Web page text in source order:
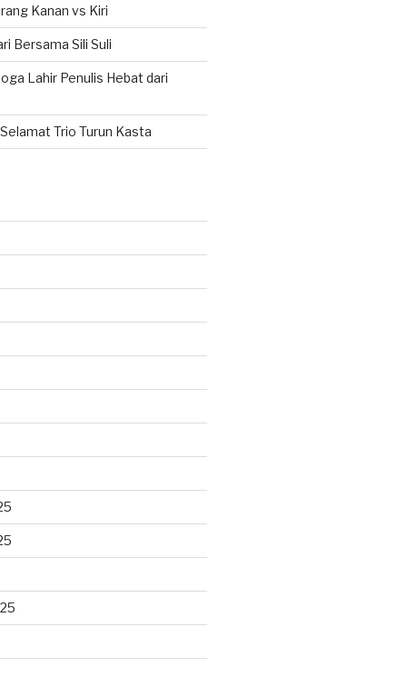
Kanan vs Kiri
Bersama Sili Suli
Lahir Penulis Hebat dari
Selamat Trio Turun Kasta